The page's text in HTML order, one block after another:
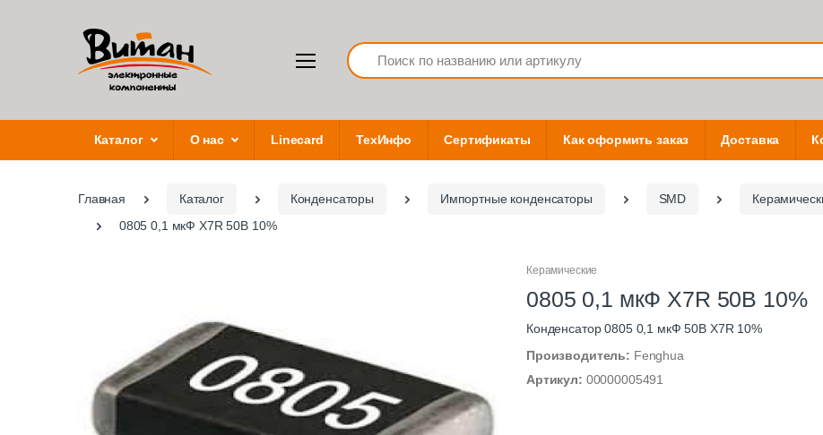
Search
Каталог О нас Linecard ТехИнфо Сертификаты Как оформить заказ Доставка
Главная Каталог Конденсаторы Импортные конденсаторы SMD
0805 0,1 мкФ X7R 50B 10%
Керамические
0805 0,1 мкФ X7R 50B 10%
Конденсатор 0805 0,1 мкФ 50В X7R 10%
Производитель: Fenghua
Артикул: 00000005491